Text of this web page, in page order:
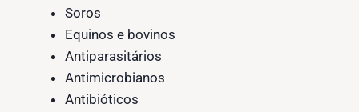
Soros
Equinos e bovinos
Antiparasitários
Antimicrobianos
Antibióticos